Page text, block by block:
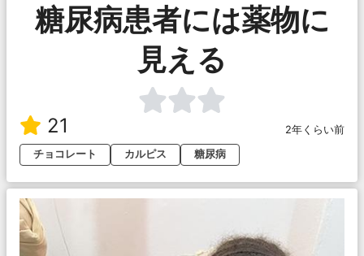
糖尿病患者には薬物に
見える
21
2年くらい前
チョコレート
カルピス 糖尿病